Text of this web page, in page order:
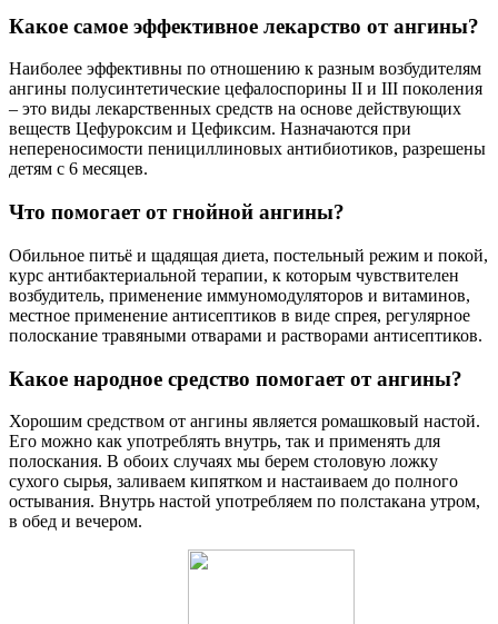
Какое самое эффективное лекарство от ангины?
Наиболее эффективны по отношению к разным возбудителям
ангины полусинтетические цефалоспорины II и III поколения
– это виды лекарственных средств на основе действующих
веществ Цефуроксим и Цефиксим. Назначаются при
непереносимости пенициллиновых антибиотиков, разрешены
детям с 6 месяцев.
Что помогает от гнойной ангины?
Обильное питьё и щадящая диета, постельный режим и покой,
курс антибактериальной терапии, к которым чувствителен
возбудитель, применение иммуномодуляторов и витаминов,
местное применение антисептиков в виде спрея, регулярное
полоскание травяными отварами и растворами антисептиков.
Какое народное средство помогает от ангины?
Хорошим средством от ангины является ромашковый настой.
Его можно как употреблять внутрь, так и применять для
полоскания. В обоих случаях мы берем столовую ложку
сухого сырья, заливаем кипятком и настаиваем до полного
остывания. Внутрь настой употребляем по полстакана утром,
в обед и вечером.